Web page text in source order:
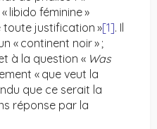
libido féminine »
toute justification »[1]. Il
« continent noir » ;
à la question « Was
« que veut la
que ce serait la
réponse par la